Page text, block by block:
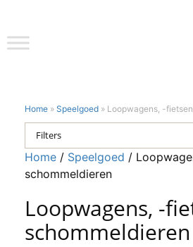
Home » Speelgoed » Loopwagens, -
Home / Speelgoed /
schommeldieren
Loopwagens, -
schommeldieren
Filters